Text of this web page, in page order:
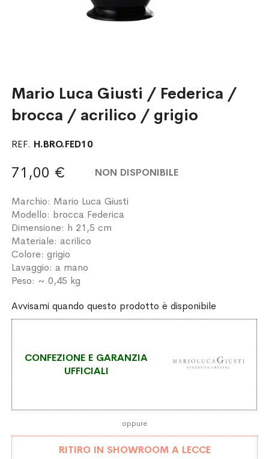
Mario Luca Giusti / Federica /
brocca / acrilico / grigio
REF. H.BRO.FED10
71,00 € NON DISPONIBILE
Marchio: Mario Luca Giusti
Modello: brocca Federica
Dimensione: h 21,5 cm
Materiale: acrilico
Colore: grigio
Lavaggio: a mano
Peso: ~ 0,45 kg
Avvisami quando questo prodotto è disponibile
CONFEZIONE E GARANZIA
UFFICIALI
oppure
RITIRO IN SHOWROOM A LECCE